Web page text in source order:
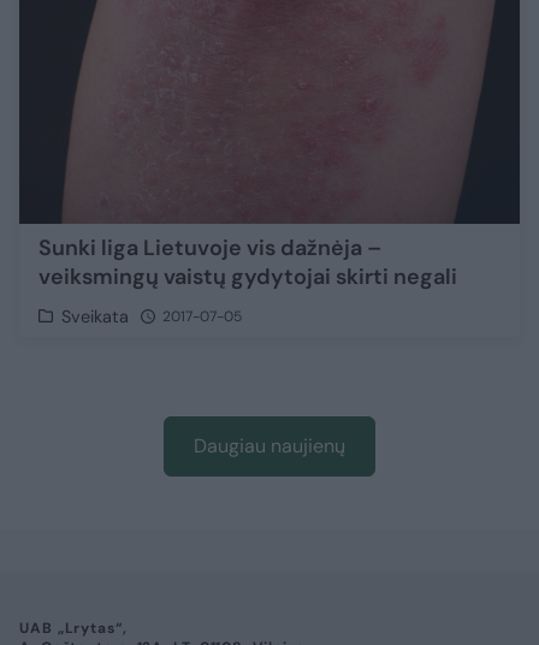
Sunki liga Lietuvoje vis dažnėja –
veiksmingų vaistų gydytojai skirti negali
Sveikata 2017-07-05
Daugiau naujienų
UAB „Lrytas“,